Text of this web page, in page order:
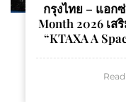
กรุงไทย – แอก
Month 2026 เส
“KTAXA A